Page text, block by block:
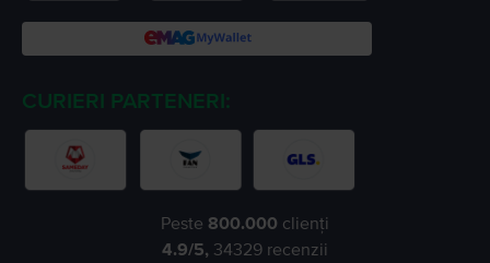
CURIERI PARTENERI:
Peste 800.000 clienți
4.9/5, 34329 recenzii